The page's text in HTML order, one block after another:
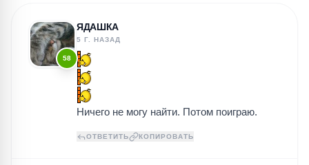
58
ЯДАШКА
5 Г. НАЗАД
Ничего не могу найти. Потом поиграю.
ОТВЕТИТЬ КОПИРОВАТЬ